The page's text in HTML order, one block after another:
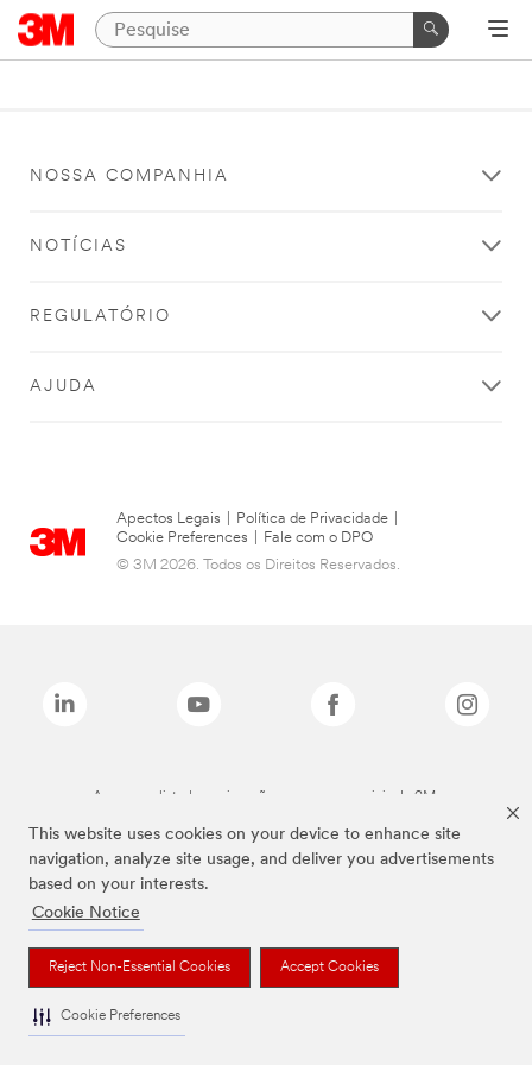
This website uses cookies on your device to enhance site
navigation, analyze site usage, and deliver you advertisements
based on your interests.
Cookie Notice
Reject Non-Essential Cookies Accept Cookies
Cookie Preferences
NOSSA COMPANHIA
NOTÍCIAS
REGULATÓRIO
AJUDA
Apectos Legais Política de Privacidade
Cookie Preferences
Fale com o DPO
© 3M 2026. Todos os Direitos Reservados.
As marcas listadas a cima são marcas comerciais da 3M.